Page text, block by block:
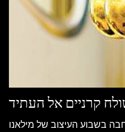
קרניים אל העתיד
בשבוע העיצוב של מילאנו